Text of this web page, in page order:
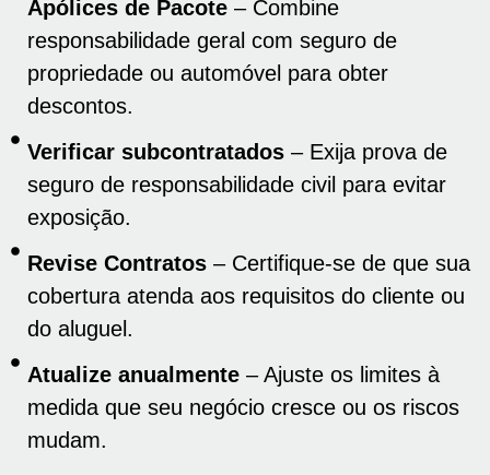
Apólices de Pacote – Combine
responsabilidade geral com seguro de
propriedade ou automóvel para obter
descontos.
Verificar subcontratados – Exija prova de
seguro de responsabilidade civil para evitar
exposição.
Revise Contratos – Certifique-se de que sua
cobertura atenda aos requisitos do cliente ou
do aluguel.
Atualize anualmente – Ajuste os limites à
medida que seu negócio cresce ou os riscos
mudam.